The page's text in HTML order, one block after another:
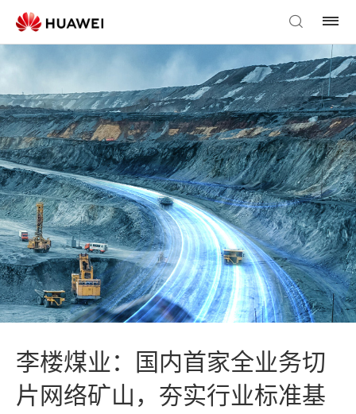
李楼煤业：国内首家全业务切
片网络矿山，夯实行业标准基